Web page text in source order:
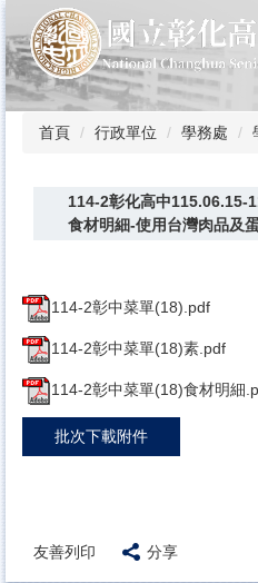
到
主
要
內
首頁 行政單位 學務處
114-2彰化高中115.06.15-
食材明細-使用台灣肉品及
114-2彰中菜單(18).pdf
114-2彰中菜單(18)素.pdf
114-2彰中菜單(18)食材明細
批次下載附件
友善列印 分享